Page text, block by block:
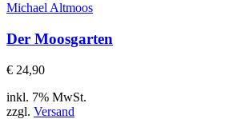
Michael Altmoos
Der Moosgarten
€ 24,90
inkl. 7% MwSt.
zzgl. Versand